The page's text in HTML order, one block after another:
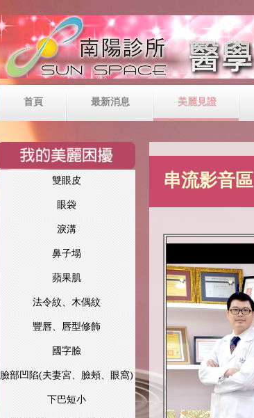
首頁 最新消息 美麗見證
雙眼皮
眼袋
淚溝
鼻子塌
蘋果肌
法令紋、木偶紋
豐唇、唇型修飾
國字臉
臉部凹陷(夫妻宮、臉頰、眼窩)
下巴短小
串流影音區